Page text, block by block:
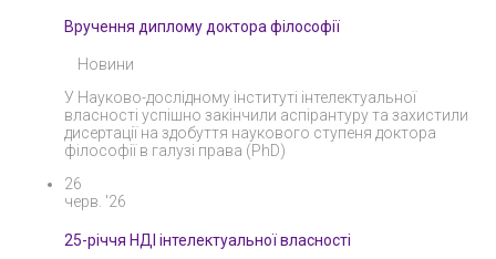
Вручення диплому доктора філософії
Новини
У Науково-дослідному інституті інтелектуальної
власності успішно закінчили аспірантуру та захистили
дисертації на здобуття наукового ступеня доктора
філософії в галузі права (PhD)
26
черв. '26
25-річчя НДІ інтелектуальної власності